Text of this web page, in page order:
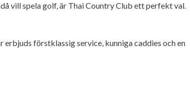
vill spela golf, är Thai Country Club ett perfekt val.
erbjuds förstklassig service, kunniga caddies och en